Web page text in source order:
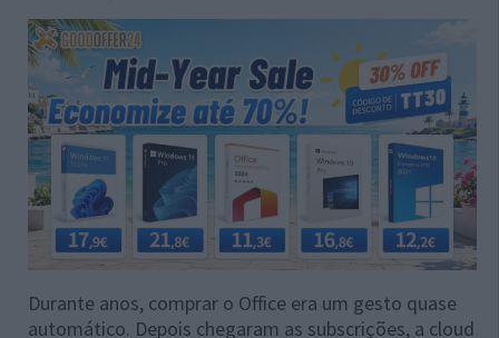
Durante anos, comprar o Office era um gesto quase
automático. Depois chegaram as subscrições, a cloud